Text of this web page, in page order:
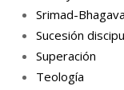
Srimad-
Sucesión
Superación
Teología